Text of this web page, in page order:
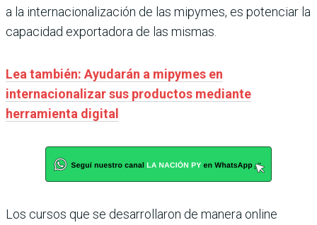
a la internacionalización de las mipymes, es potenciar la
capacidad exportadora de las mismas.
Lea también: Ayudarán a mipymes en
internacionalizar sus productos mediante
herramienta digital
Los cursos que se desarrollaron de manera online